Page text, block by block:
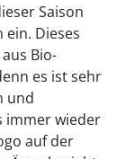
Saison
ein. Dieses
Bio-
es ist sehr
und
immer wieder
auf der